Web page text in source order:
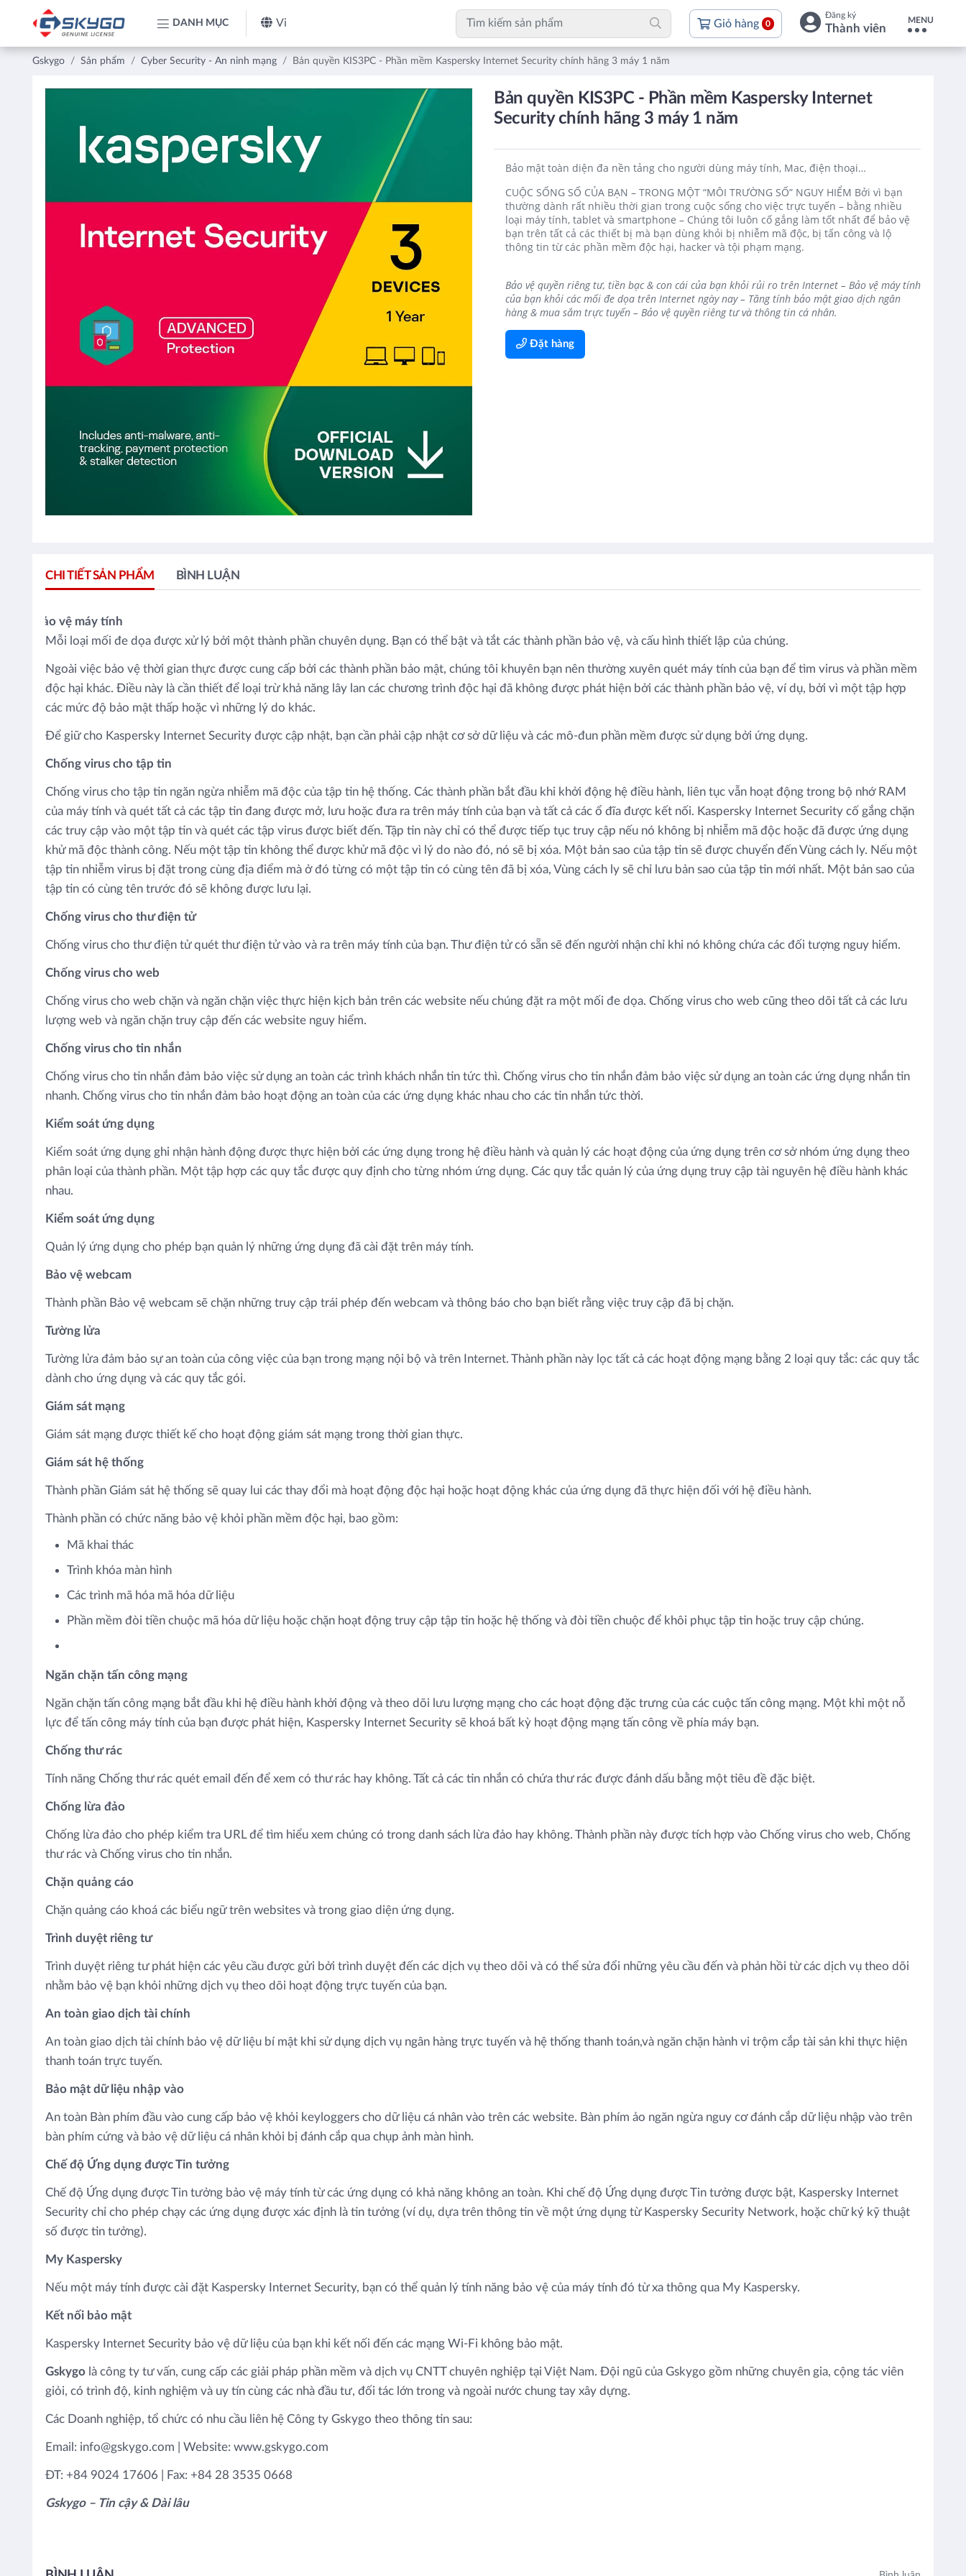
DANH MỤC Vi Giỏ hàng 0
Đăng ký
Thành viên
MENU
Gskygo Sản phẩm Cyber Security - An ninh mạng Bản quyền KIS3PC - Phần mềm Kaspersky Internet Security chính hãng 3 máy 1 năm
Bản quyền KIS3PC - Phần mềm Kaspersky Internet
Security chính hãng 3 máy 1 năm
Bảo mật toàn diện đa nền tảng cho người dùng máy tính, Mac, điện thoại…
CUỘC SỐNG SỐ CỦA BẠN – TRONG MỘT “MÔI TRƯỜNG SỐ” NGUY HIỂM Bởi vì bạn
thường dành rất nhiều thời gian trong cuộc sống cho việc trực tuyến – bằng nhiều
loại máy tính, tablet và smartphone – Chúng tôi luôn cố gắng làm tốt nhất để bảo vệ
bạn trên tất cả các thiết bị mà bạn dùng khỏi bị nhiễm mã độc, bị tấn công và lộ
thông tin từ các phần mềm độc hại, hacker và tội phạm mạng.
Bảo vệ quyền riêng tư, tiền bạc & con cái của bạn khỏi rủi ro trên Internet – Bảo vệ máy tính
của bạn khỏi các mối đe dọa trên Internet ngày nay – Tăng tính bảo mật giao dịch ngân
hàng & mua sắm trực tuyến – Bảo vệ quyền riêng tư và thông tin cá nhân.
Đặt hàng
CHI TIẾT SẢN PHẨM BÌNH LUẬN
Bảo vệ máy tính
Mỗi loại mối đe dọa được xử lý bởi một thành phần chuyên dụng. Bạn có thể bật và tắt các thành phần bảo vệ, và cấu hình thiết lập của chúng.
Ngoài việc bảo vệ thời gian thực được cung cấp bởi các thành phần bảo mật, chúng tôi khuyên bạn nên thường xuyên quét máy tính của bạn để tìm virus và phần mềm
độc hại khác. Điều này là cần thiết để loại trừ khả năng lây lan các chương trình độc hại đã không được phát hiện bởi các thành phần bảo vệ, ví dụ, bởi vì một tập hợp
các mức độ bảo mật thấp hoặc vì những lý do khác.
Để giữ cho Kaspersky Internet Security được cập nhật, bạn cần phải cập nhật cơ sở dữ liệu và các mô-đun phần mềm được sử dụng bởi ứng dụng.
Chống virus cho tập tin
Chống virus cho tập tin ngăn ngừa nhiễm mã độc của tập tin hệ thống. Các thành phần bắt đầu khi khởi động hệ điều hành, liên tục vẫn hoạt động trong bộ nhớ RAM
của máy tính và quét tất cả các tập tin đang được mở, lưu hoặc đưa ra trên máy tính của bạn và tất cả các ổ đĩa được kết nối. Kaspersky Internet Security cố gắng chặn
các truy cập vào một tập tin và quét các tập virus được biết đến. Tập tin này chỉ có thể được tiếp tục truy cập nếu nó không bị nhiễm mã độc hoặc đã được ứng dụng
khử mã độc thành công. Nếu một tập tin không thể được khử mã độc vì lý do nào đó, nó sẽ bị xóa. Một bản sao của tập tin sẽ được chuyển đến Vùng cách ly. Nếu một
tập tin nhiễm virus bị đặt trong cùng địa điểm mà ở đó từng có một tập tin có cùng tên đã bị xóa, Vùng cách ly sẽ chỉ lưu bản sao của tập tin mới nhất. Một bản sao của
tập tin có cùng tên trước đó sẽ không được lưu lại.
Chống virus cho thư điện tử
Chống virus cho thư điện tử quét thư điện tử vào và ra trên máy tính của bạn. Thư điện tử có sẵn sẽ đến người nhận chỉ khi nó không chứa các đối tượng nguy hiểm.
Chống virus cho web
Chống virus cho web chặn và ngăn chặn việc thực hiện kịch bản trên các website nếu chúng đặt ra một mối đe dọa. Chống virus cho web cũng theo dõi tất cả các lưu
lượng web và ngăn chặn truy cập đến các website nguy hiểm.
Chống virus cho tin nhắn
Chống virus cho tin nhắn đảm bảo việc sử dụng an toàn các trình khách nhắn tin tức thì. Chống virus cho tin nhắn đảm bảo việc sử dụng an toàn các ứng dụng nhắn tin
nhanh. Chống virus cho tin nhắn đảm bảo hoạt động an toàn của các ứng dụng khác nhau cho các tin nhắn tức thời.
Kiểm soát ứng dụng
Kiểm soát ứng dụng ghi nhận hành động được thực hiện bởi các ứng dụng trong hệ điều hành và quản lý các hoạt động của ứng dụng trên cơ sở nhóm ứng dụng theo
phân loại của thành phần. Một tập hợp các quy tắc được quy định cho từng nhóm ứng dụng. Các quy tắc quản lý của ứng dụng truy cập tài nguyên hệ điều hành khác
nhau.
Kiểm soát ứng dụng
Quản lý ứng dụng cho phép bạn quản lý những ứng dụng đã cài đặt trên máy tính.
Bảo vệ webcam
Thành phần Bảo vệ webcam sẽ chặn những truy cập trái phép đến webcam và thông báo cho bạn biết rằng việc truy cập đã bị chặn.
Tường lửa
Tường lửa đảm bảo sự an toàn của công việc của bạn trong mạng nội bộ và trên Internet. Thành phần này lọc tất cả các hoạt động mạng bằng 2 loại quy tắc: các quy tắc
dành cho ứng dụng và các quy tắc gói.
Giám sát mạng
Giám sát mạng được thiết kế cho hoạt động giám sát mạng trong thời gian thực.
Giám sát hệ thống
Thành phần Giám sát hệ thống sẽ quay lui các thay đổi mà hoạt động độc hại hoặc hoạt động khác của ứng dụng đã thực hiện đối với hệ điều hành.
Thành phần có chức năng bảo vệ khỏi phần mềm độc hại, bao gồm:
Mã khai thác
Trình khóa màn hình
Các trình mã hóa mã hóa dữ liệu
Phần mềm đòi tiền chuộc mã hóa dữ liệu hoặc chặn hoạt động truy cập tập tin hoặc hệ thống và đòi tiền chuộc để khôi phục tập tin hoặc truy cập chúng.
Ngăn chặn tấn công mạng
Ngăn chặn tấn công mạng bắt đầu khi hệ điều hành khởi động và theo dõi lưu lượng mạng cho các hoạt động đặc trưng của các cuộc tấn công mạng. Một khi một nỗ
lực để tấn công máy tính của bạn được phát hiện, Kaspersky Internet Security sẽ khoá bất kỳ hoạt động mạng tấn công về phía máy bạn.
Chống thư rác
Tính năng Chống thư rác quét email đến để xem có thư rác hay không. Tất cả các tin nhắn có chứa thư rác được đánh dấu bằng một tiêu đề đặc biệt.
Chống lừa đảo
Chống lừa đảo cho phép kiểm tra URL để tìm hiểu xem chúng có trong danh sách lừa đảo hay không. Thành phần này được tích hợp vào Chống virus cho web, Chống
thư rác và Chống virus cho tin nhắn.
Chặn quảng cáo
Chặn quảng cáo khoá các biểu ngữ trên websites và trong giao diện ứng dụng.
Trình duyệt riêng tư
Trình duyệt riêng tư phát hiện các yêu cầu được gửi bởi trình duyệt đến các dịch vụ theo dõi và có thể sửa đổi những yêu cầu đến và phản hồi từ các dịch vụ theo dõi
nhằm bảo vệ bạn khỏi những dịch vụ theo dõi hoạt động trực tuyến của bạn.
An toàn giao dịch tài chính
An toàn giao dịch tài chính bảo vệ dữ liệu bí mật khi sử dụng dịch vụ ngân hàng trực tuyến và hệ thống thanh toán,và ngăn chặn hành vi trộm cắp tài sản khi thực hiện
thanh toán trực tuyến.
Bảo mật dữ liệu nhập vào
An toàn Bàn phím đầu vào cung cấp bảo vệ khỏi keyloggers cho dữ liệu cá nhân vào trên các website. Bàn phím ảo ngăn ngừa nguy cơ đánh cắp dữ liệu nhập vào trên
bàn phím cứng và bảo vệ dữ liệu cá nhân khỏi bị đánh cắp qua chụp ảnh màn hình.
Chế độ Ứng dụng được Tin tưởng
Chế độ Ứng dụng được Tin tưởng bảo vệ máy tính từ các ứng dụng có khả năng không an toàn. Khi chế độ Ứng dụng được Tin tưởng được bật, Kaspersky Internet
Security chỉ cho phép chạy các ứng dụng được xác định là tin tưởng (ví dụ, dựa trên thông tin về một ứng dụng từ Kaspersky Security Network, hoặc chữ ký kỹ thuật
số được tin tưởng).
My Kaspersky
Nếu một máy tính được cài đặt Kaspersky Internet Security, bạn có thể quản lý tính năng bảo vệ của máy tính đó từ xa thông qua My Kaspersky.
Kết nối bảo mật
Kaspersky Internet Security bảo vệ dữ liệu của bạn khi kết nối đến các mạng Wi-Fi không bảo mật.
Gskygo là công ty tư vấn, cung cấp các giải pháp phần mềm và dịch vụ CNTT chuyên nghiệp tại Việt Nam. Đội ngũ của Gskygo gồm những chuyên gia, cộng tác viên
giỏi, có trình độ, kinh nghiệm và uy tín cùng các nhà đầu tư, đối tác lớn trong và ngoài nước chung tay xây dựng.
Các Doanh nghiệp, tổ chức có nhu cầu liên hệ Công ty Gskygo theo thông tin sau:
Email: info@gskygo.com | Website: www.gskygo.com
ĐT: +84 9024 17606 | Fax: +84 28 3535 0668
Gskygo – Tin cậy & Dài lâu